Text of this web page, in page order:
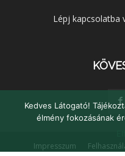
Lépj kapcsolatba
Impresszum
Kedves Látogató!
élmény fokozásának